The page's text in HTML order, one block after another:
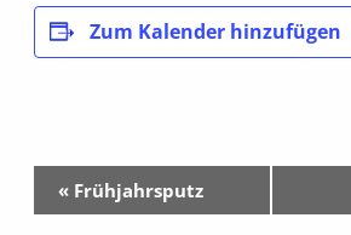
Zum Kalender hinzufügen
Veranstaltung-
Navigation
« Frühjahrsputz